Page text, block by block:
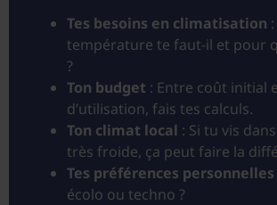
Tes besoins en climatisation
température te faut-il et pour
?
Ton budget : Entre coût initial
d’utilisation, fais tes calculs.
Ton climat local : Si tu vis
très froide, ça peut faire la
Tes préférences personnelles
écolo ou techno ?